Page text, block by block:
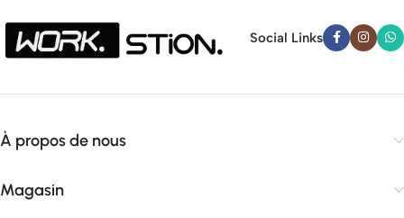
Social Links
À propos de nous
Magasin